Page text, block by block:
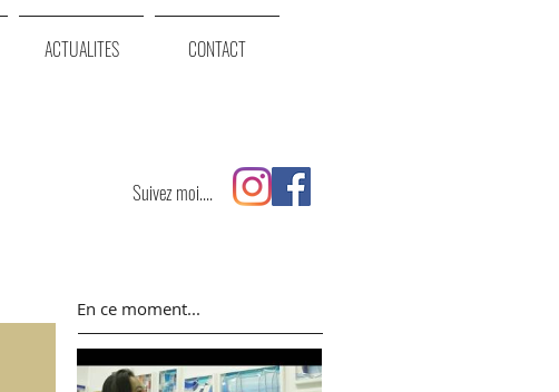
ACTUALITES CONTACT
Suivez moi....
En ce moment...